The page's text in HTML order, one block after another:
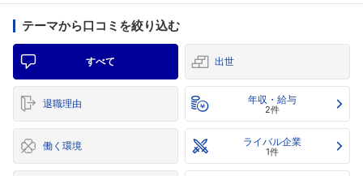
テーマから口コミを絞り込む
すべて 出世
退職理由 年収・給与
2件
働く環境 ライバル企業
1件